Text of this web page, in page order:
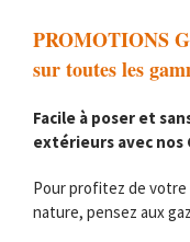
PROMOTIONS
sur toutes les
Facile à poser et
extérieurs avec nos
Pour profitez de
nature, pensez aux